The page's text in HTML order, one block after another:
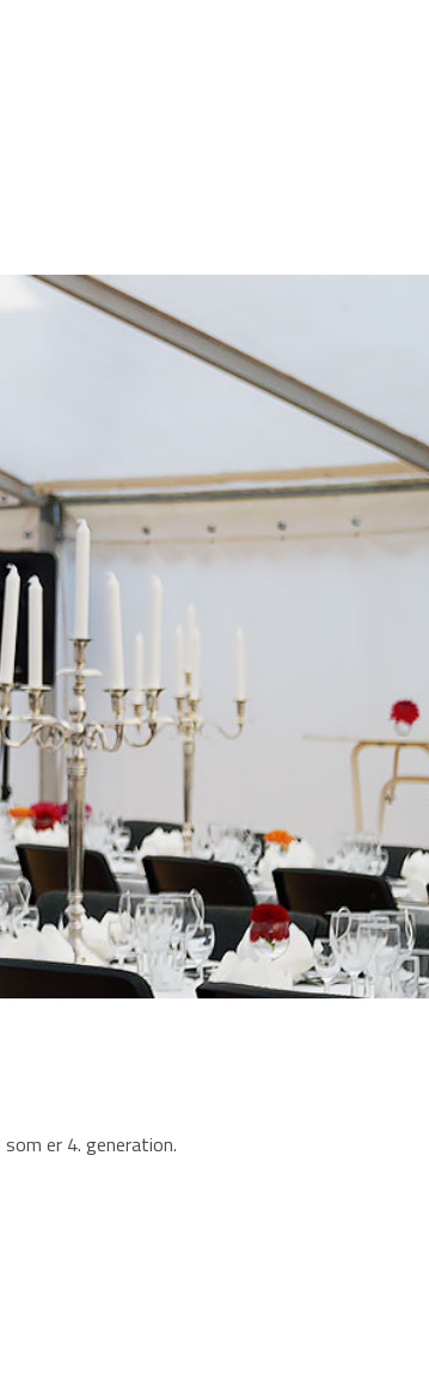
er 4. generation.